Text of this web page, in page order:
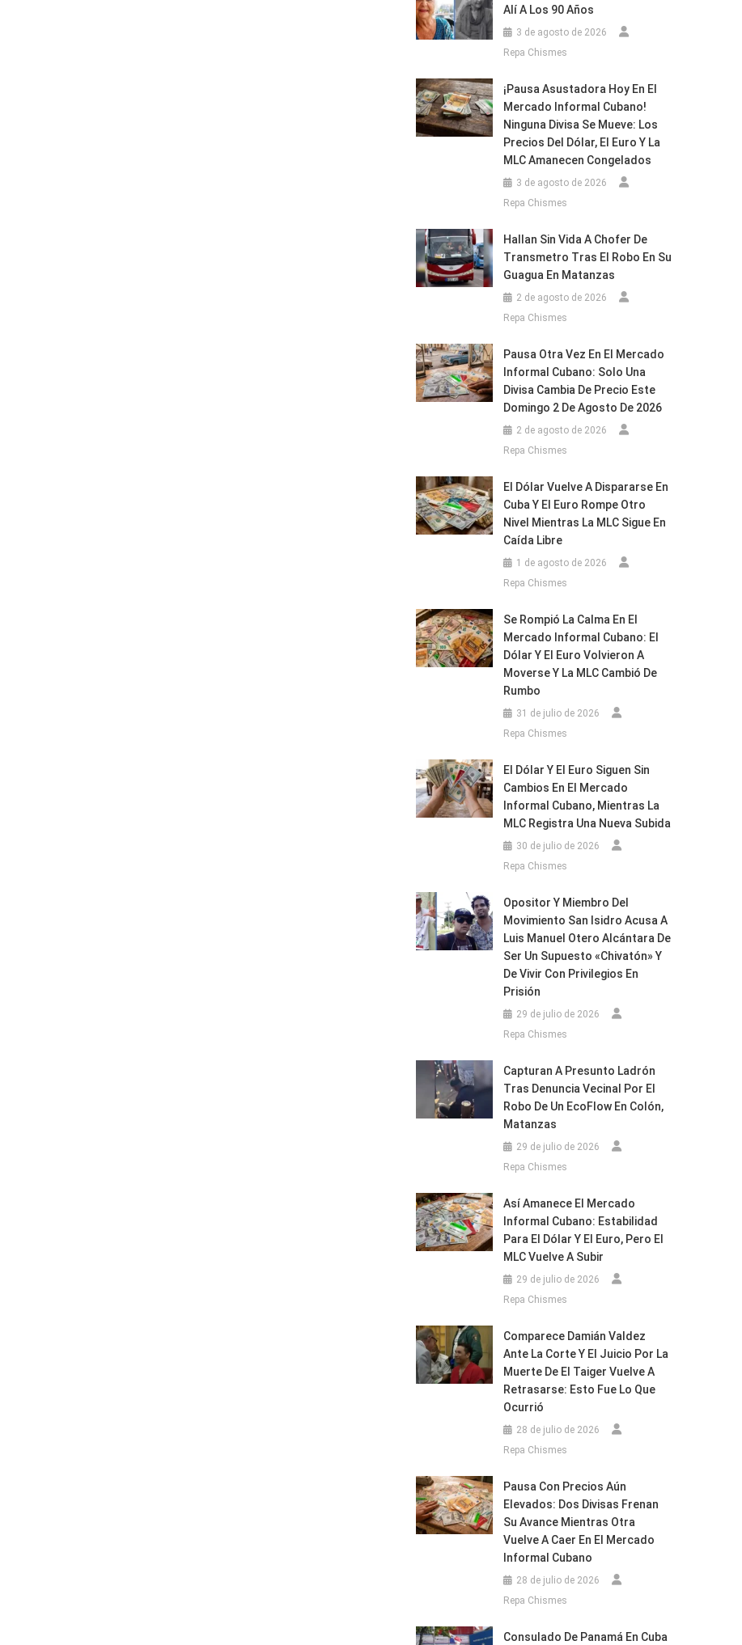
Alí A Los 90 Años
3 de agosto de 2026
Repa Chismes
¡Pausa Asustadora Hoy En El
Mercado Informal Cubano!
Ninguna Divisa Se Mueve: Los
Precios Del Dólar, El Euro Y La
MLC Amanecen Congelados
3 de agosto de 2026
Repa Chismes
Hallan Sin Vida A Chofer De
Transmetro Tras El Robo En Su
Guagua En Matanzas
2 de agosto de 2026
Repa Chismes
Pausa Otra Vez En El Mercado
Informal Cubano: Solo Una
Divisa Cambia De Precio Este
Domingo 2 De Agosto De 2026
2 de agosto de 2026
Repa Chismes
El Dólar Vuelve A Dispararse En
Cuba Y El Euro Rompe Otro
Nivel Mientras La MLC Sigue En
Caída Libre
1 de agosto de 2026
Repa Chismes
Se Rompió La Calma En El
Mercado Informal Cubano: El
Dólar Y El Euro Volvieron A
Moverse Y La MLC Cambió De
Rumbo
31 de julio de 2026
Repa Chismes
El Dólar Y El Euro Siguen Sin
Cambios En El Mercado
Informal Cubano, Mientras La
MLC Registra Una Nueva Subida
30 de julio de 2026
Repa Chismes
Opositor Y Miembro Del
Movimiento San Isidro Acusa A
Luis Manuel Otero Alcántara De
Ser Un Supuesto «chivatón» Y
De Vivir Con Privilegios En
Prisión
29 de julio de 2026
Repa Chismes
Capturan A Presunto Ladrón
Tras Denuncia Vecinal Por El
Robo De Un EcoFlow En Colón,
Matanzas
29 de julio de 2026
Repa Chismes
Así Amanece El Mercado
Informal Cubano: Estabilidad
Para El Dólar Y El Euro, Pero El
MLC Vuelve A Subir
29 de julio de 2026
Repa Chismes
Comparece Damián Valdez
Ante La Corte Y El Juicio Por La
Muerte De El Taiger Vuelve A
Retrasarse: Esto Fue Lo Que
Ocurrió
28 de julio de 2026
Repa Chismes
Pausa Con Precios Aún
Elevados: Dos Divisas Frenan
Su Avance Mientras Otra
Vuelve A Caer En El Mercado
Informal Cubano
28 de julio de 2026
Repa Chismes
Consulado De Panamá En Cuba